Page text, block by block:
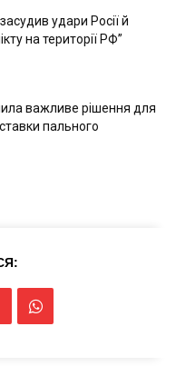
удари Росії й
на території РФ”
важливе рішення для
пального